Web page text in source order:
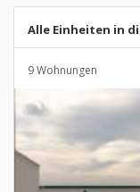
Alle Einheiten in
9 Wohnungen